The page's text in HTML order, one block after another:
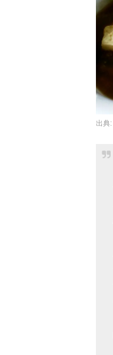
出典: